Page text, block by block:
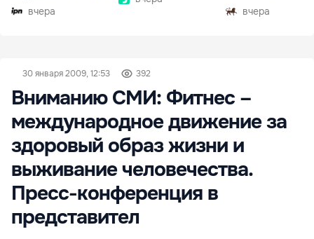
30%вчера
вчера
30 января 2009, 12:53 392
Вниманию СМИ: Фитнес –
международное движение за
здоровый образ жизни и
выживание человечества.
Пресс-конференция в
представител